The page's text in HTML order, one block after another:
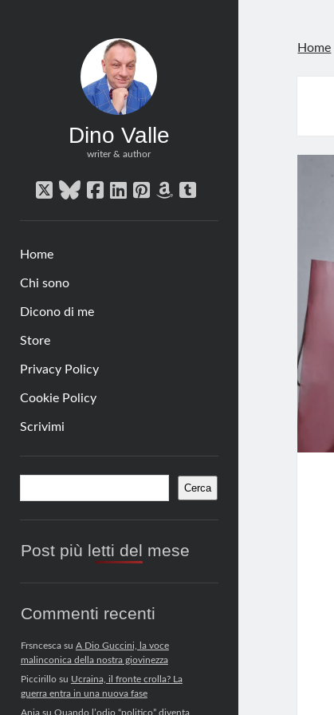
Dino Valle
writer & author
twitterbluesky
facebook
linkedin
pinterest
amazon
tumblr
Home
Chi sono
Dicono di me
Store
Privacy Policy
Cookie Policy
Scrivimi
Barra
laterale
Cerca
Post più letti del mese
Commenti recenti
Frsncescasu A Dio Guccini, la voce
malinconica della nostra giovinezza
Piccirillosu Ucraina, il fronte crolla? La
guerra entra in una nuova fase
Anjasu Quando l’odio “politico” diventa
Home